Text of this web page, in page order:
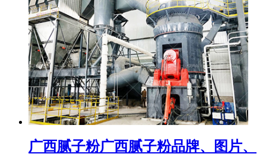
广西腻子粉广西腻子粉品牌、图片、